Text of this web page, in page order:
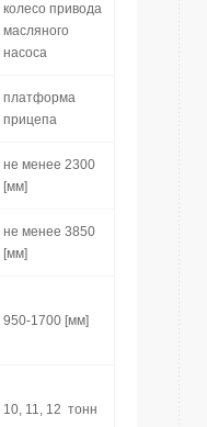
колесо привода
масляного
насоса
платформа
прицепа
не менее 2300
[мм]
не менее 3850
[мм]
950-1700 [мм]
10, 11, 12 тонн